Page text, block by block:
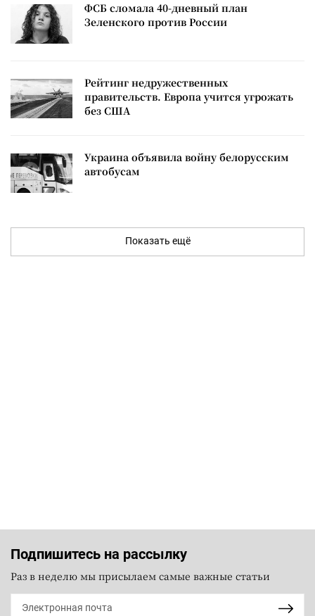
ФСБ сломала 40-дневный план
Зеленского против России
Рейтинг недружественных
правительств. Европа учится угрожать
без США
Украина объявила войну белорусским
автобусам
Показать ещё
Подпишитесь на рассылку
Раз в неделю мы присылаем самые важные статьи